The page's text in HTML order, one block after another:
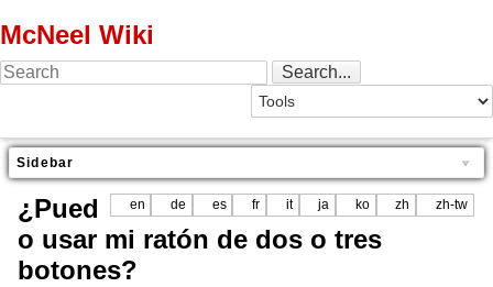
McNeel Wiki
Sidebar
en de es fr it ja ko zh zh-tw
¿Pued
o usar mi ratón de dos o tres
botones?